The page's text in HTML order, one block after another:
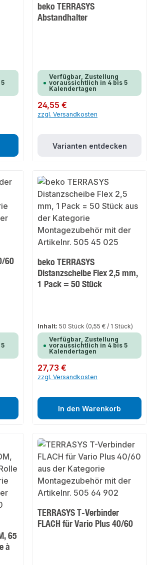
beko TERRASYS
Abstandhalter
Verfügbar, Zustellung
voraussichtlich in 4 bis 5
Kalendertagen
Regulärer Preis:
24,55 €
zzgl. Versandkosten
Varianten entdecken
60
beko TERRASYS
Distanzscheibe Flex 2,5 mm,
1 Pack = 50 Stück
Inhalt:50 Stück (0,55 € / 1 Stück)
Verfügbar, Zustellung
voraussichtlich in 4 bis 5
Kalendertagen
Regulärer Preis:
27,73 €
zzgl. Versandkosten
In den Warenkorb
65
à
TERRASYS T-Verbinder
FLACH für Vario Plus 40/60